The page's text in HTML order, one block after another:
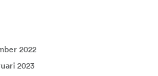
2022
2023